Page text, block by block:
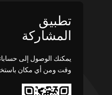
تطبيق
المشاركة
يمكنك الوصول إلى
وقت ومن أي مكان